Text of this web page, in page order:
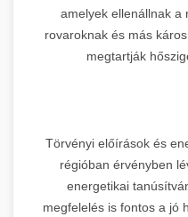
amelyek ellenállnak a
rovaroknak és más
megtartják
Törvényi előírások és
régióban érvényben
energetikai
megfelelés is fontos a jó